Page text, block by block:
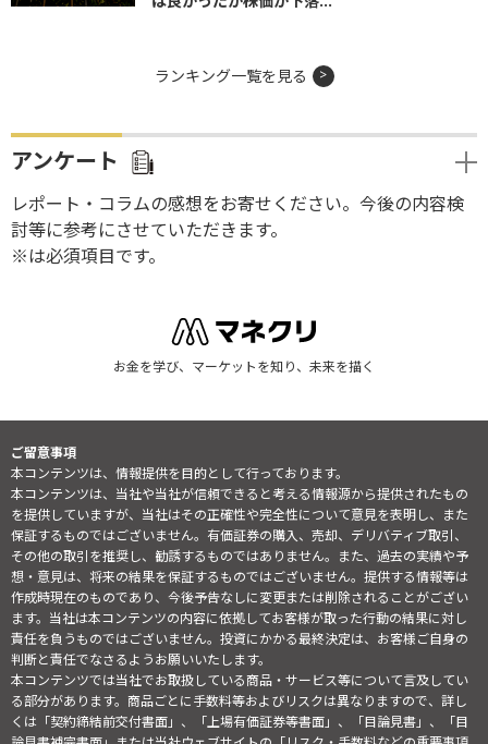
ランキング一覧を見る
アンケート
レポート・コラムの感想をお寄せください。今後の内容検
討等に参考にさせていただきます。
※は必須項目です。
お金を学び、マーケットを知り、未来を描く
ご留意事項
本コンテンツは、情報提供を目的として行っております。
本コンテンツは、当社や当社が信頼できると考える情報源から提供されたもの
を提供していますが、当社はその正確性や完全性について意見を表明し、また
保証するものではございません。有価証券の購入、売却、デリバティブ取引、
その他の取引を推奨し、勧誘するものではありません。また、過去の実績や予
想・意見は、将来の結果を保証するものではございません。提供する情報等は
作成時現在のものであり、今後予告なしに変更または削除されることがござい
ます。当社は本コンテンツの内容に依拠してお客様が取った行動の結果に対し
責任を負うものではございません。投資にかかる最終決定は、お客様ご自身の
判断と責任でなさるようお願いいたします。
本コンテンツでは当社でお取扱している商品・サービス等について言及してい
る部分があります。商品ごとに手数料等およびリスクは異なりますので、詳し
くは「契約締結前交付書面」、「上場有価証券等書面」、「目論見書」、「目